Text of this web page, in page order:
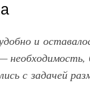
и
с задачей